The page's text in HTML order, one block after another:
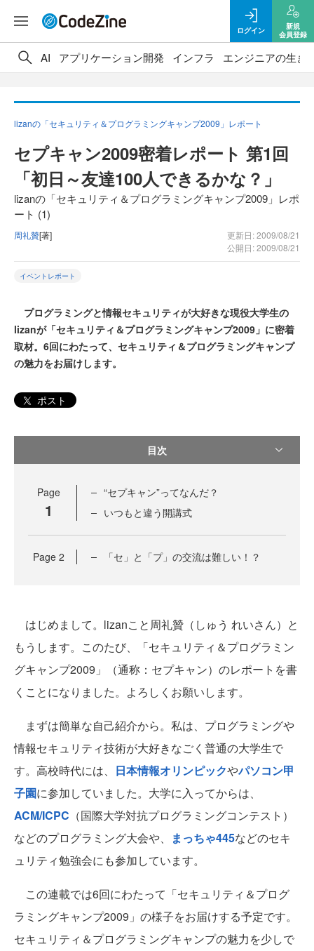
ログイン
新規
会員登録
AI アプリケーション開発 インフラ エンジニアの生き
lizanの「セキュリティ＆プログラミングキャンプ2009」レポート
セプキャン2009密着レポート 第1回
「初日～友達100人できるかな？」
lizanの「セキュリティ＆プログラミングキャンプ2009」レポ
ート (1)
周礼贊[著]
更新日: 2009/08/21
公開日: 2009/08/21
イベントレポート
プログラミングと情報セキュリティが大好きな現役大学生の
lizanが「セキュリティ＆プログラミングキャンプ2009」に密着
取材。6回にわたって、セキュリティ＆プログラミングキャンプ
の魅力をお届けします。
ポスト
目次
Page
1
“セプキャン”ってなんだ？
いつもと違う開講式
Page 2 「セ」と「プ」の交流は難しい！？
はじめまして。lizanこと周礼贊（しゅう れいさん）と
もうします。このたび、「セキュリティ＆プログラミン
グキャンプ2009」（通称：セプキャン）のレポートを書
くことになりました。よろしくお願いします。
まずは簡単な自己紹介から。私は、プログラミングや
情報セキュリティ技術が大好きなごく普通の大学生で
す。高校時代には、 日本情報オリンピックやパソコン甲
子園に参加していました。大学に入ってからは、
ACM/ICPC （国際大学対抗プログラミングコンテスト）
などのプログラミング大会や、
まっちゃ445などのセキ
ュリティ勉強会にも参加しています。
この連載では6回にわたって「セキュリティ＆プログ
ラミングキャンプ2009」の様子をお届けする予定です。
セキュリティ＆プログラミングキャンプの魅力を少しで